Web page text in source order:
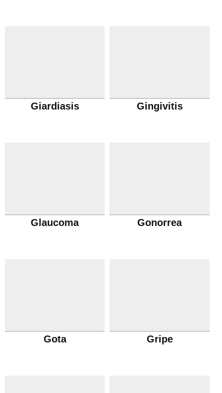
Giardiasis Gingivitis
Glaucoma Gonorrea
Gota Gripe